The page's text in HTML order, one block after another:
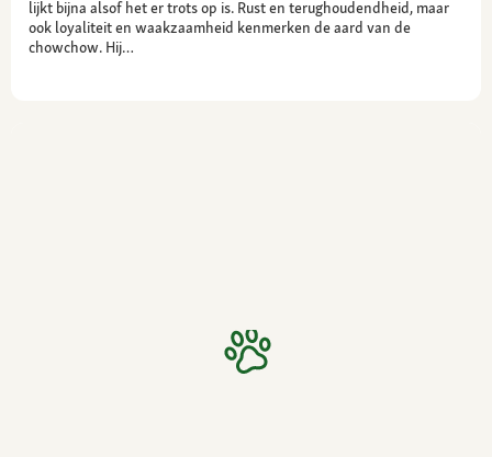
lijkt bijna alsof het er trots op is. Rust en terughoudendheid, maar
ook loyaliteit en waakzaamheid kenmerken de aard van de
chowchow. Hij…